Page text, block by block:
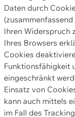
Daten durch
Ihren Widerspruch
Ihres Browsers
Cookies
Funktionsfähigkeit
eingeschränkt
Einsatz von
kann auch mittels
im Fall des